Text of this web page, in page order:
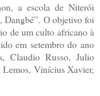
a escola de Niterói
Dangbé”. O objetivo foi
de um culto africano à
em setembro do ano
Claudio Russo, Julio
Vinícius Xavier,